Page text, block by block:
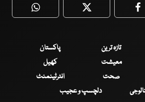
WhatsApp Twitter
تازہ ترین
پاکستان
معیشت
کھیل
صحت
انٹرٹینمنٹ
دلچسپ و عجیب